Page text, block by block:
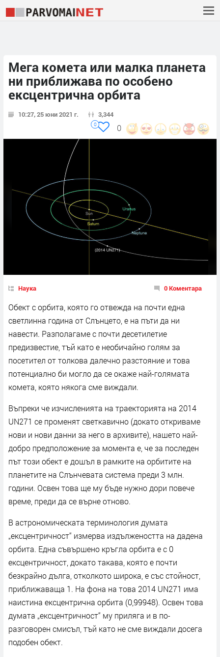
Мега комета или малка планета
ни приближава по особено
ексцентрична орбита
10:27, 25 юни 2021 г. 3,344
0
0
Наука 0 Коментара
Обект с орбита, която го отвежда на почти една
светлинна година от Слънцето, е на пъти да ни
навести. Разполагаме с почти десетилетие
предизвестие, тъй като е необичайно голям за
посетител от толкова далечно разстояние и това
потенциално би могло да се окаже най-голямата
комета, която някога сме виждали.
Въпреки че изчисленията на траекторията на 2014
UN271 се променят светкавично (докато откриваме
нови и нови данни за него в архивите), нашето най-
добро предположение за момента е, че за последен
път този обект е дошъл в рамките на орбитите на
планетите на Слънчевата система преди 3 млн.
години. Освен това ще му бъде нужно дори повече
време, преди да се върне отново.
В астрономическата терминология думата
„ексцентричност“ измерва издължеността на дадена
орбита. Една съвършено кръгла орбита е с 0
ексцентричност, докато такава, която е почти
безкрайно дълга, отколкото широка, е със стойност,
приближаваща 1. На фона на това 2014 UN271 има
наистина ексцентрична орбита (0,99948). Освен това
думата „ексцентричност“ му приляга и в по-
разговорен смисъл, тъй като не сме виждали досега
подобен обект.